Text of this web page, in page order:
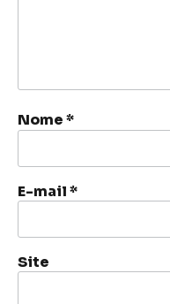
Nome*
E-mail*
Site